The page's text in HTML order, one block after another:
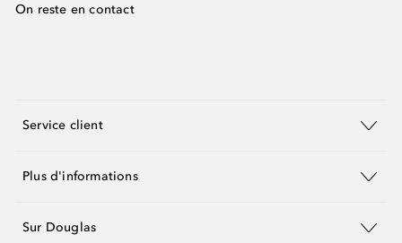
On reste en contact
Service client
Plus d'informations
Sur Douglas